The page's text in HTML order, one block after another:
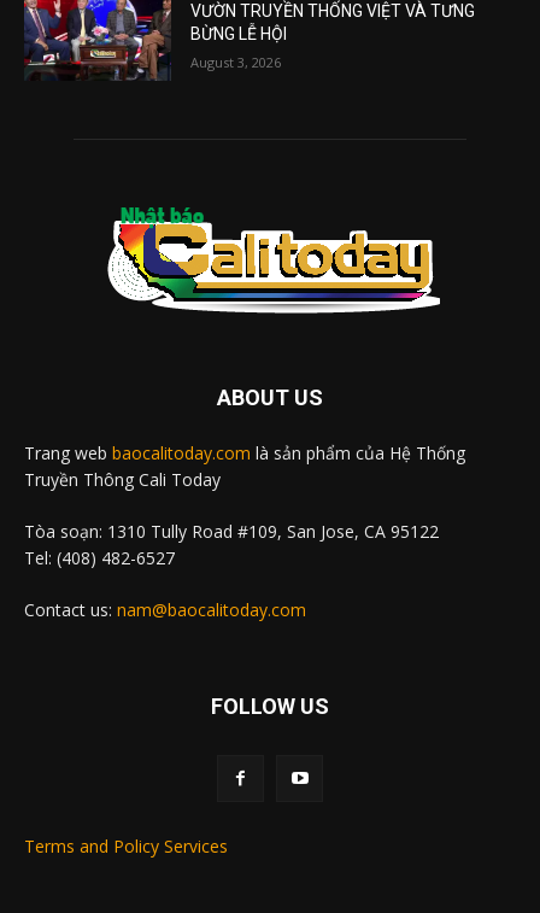
VƯỜN TRUYỀN THỐNG VIỆT VÀ TƯNG
BỪNG LỄ HỘI
August 3, 2026
ABOUT US
Trang web baocalitoday.com là sản phẩm của Hệ Thống
Truyền Thông Cali Today
Tòa soạn: 1310 Tully Road #109, San Jose, CA 95122
Tel: (408) 482-6527
Contact us: nam@baocalitoday.com
FOLLOW US
Terms and Policy Services